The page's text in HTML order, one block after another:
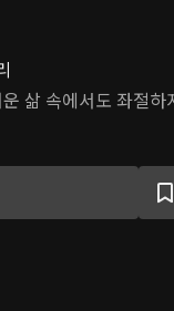
삶 속에서도 좌절